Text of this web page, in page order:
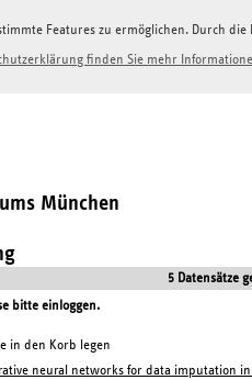
Features zu ermöglichen. Durch
finden Sie mehr
München
5 Datensätze
bitte einloggen.
in den Korb legen
neural networks for data imputation